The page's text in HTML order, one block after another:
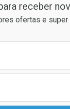
receber
ofertas e